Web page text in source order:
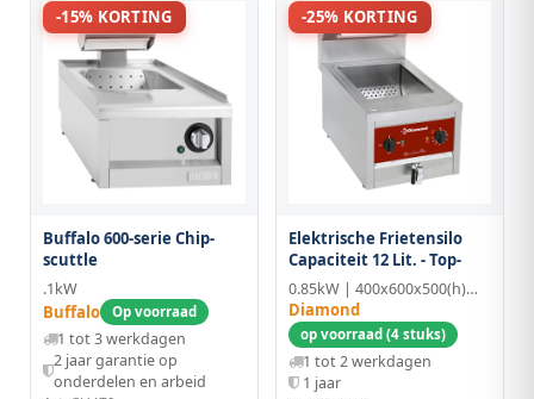
-15% KORTING
Buffalo 600-serie Chip-
scuttle
.1kW
Buffalo Op voorraad
1 tot 3 werkdagen
2 jaar garantie op
onderdelen en arbeid
-25% KORTING
Elektrische Frietensilo
Capaciteit 12 Lit. - Top-
0.85kW | 400x600x500(h)mm
Diamond
op voorraad (4 stuks)
1 tot 2 werkdagen
1 jaar